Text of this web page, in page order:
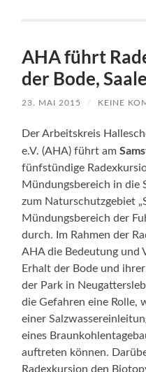
AHA führt
der Bode,
23. MAI 2015 / KEINE
Der Arbeitskreis
e.V. (AHA) führt am
fünfstündige
Mündungsbereich in die
zum Naturschutzgebiet
Mündungsbereich der
durch. Im Rahmen der
AHA die Bedeutung und
Erhalt der Bode und
der Park in
die Gefahren eine Rolle,
einer
eines
auftreten können.
Radexkursion den